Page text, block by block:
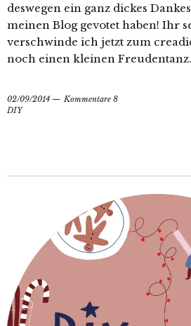
deswegen ein ganz dickes
meinen Blog gevotet haben! Ihr
verschwinde ich jetzt zum
noch einen kleinen
02/09/2014
Kommentare 8
DIY